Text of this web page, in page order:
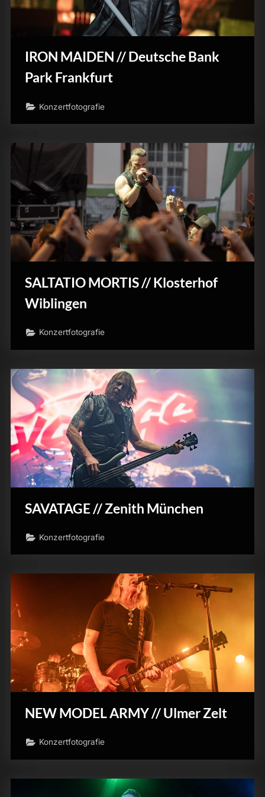
IRON MAIDEN // Deutsche Bank
Park Frankfurt
Konzertfotografie
SALTATIO MORTIS // Klosterhof
Wiblingen
Konzertfotografie
SAVATAGE // Zenith München
Konzertfotografie
NEW MODEL ARMY // Ulmer Zelt
Konzertfotografie